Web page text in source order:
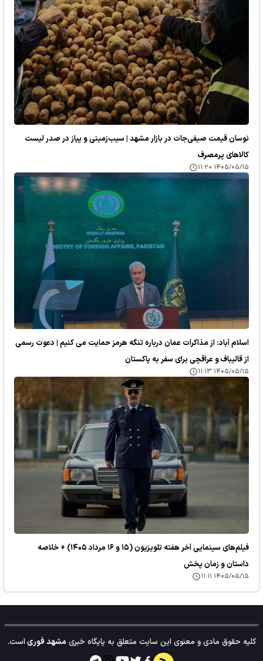
نوسان قیمت صیفی‌جات در بازار مشهد | سیب‌زمینی و پیاز در صدر لیست
کالا‌های پرمصرف
۱۴۰۵/۰۵/۱۵ ۱۱:۲۰
اسلام آباد: از مذاکرات عمان درباره تنگه هرمز حمایت می کنیم | دعوت رسمی
از قالیباف و عراقچی برای سفر به پاکستان
۱۴۰۵/۰۵/۱۵ ۱۱:۱۳
فیلم‌های سینمایی آخر هفته تلویزیون (۱۵ و ۱۶ مرداد ۱۴۰۵) + خلاصه
داستان و زمان پخش
۱۴۰۵/۰۵/۱۵ ۱۱:۱۱
کلیه حقوق مادی و معنوی این سایت متعلق به پایگاه خبریمشهد فوریاست.